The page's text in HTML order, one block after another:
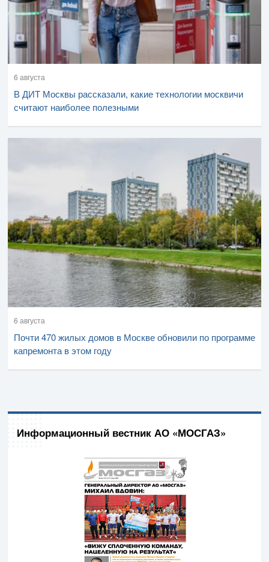
6 августа
В ДИТ Москвы рассказали, какие технологии москвичи
считают наиболее полезными
6 августа
Почти 470 жилых домов в Москве обновили по программе
капремонта в этом году
Информационный вестник АО «МОСГАЗ»